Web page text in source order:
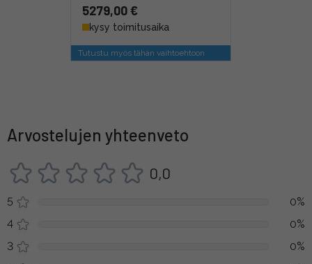
5279,00 €
kysy toimitusaika
Tutustu myös tähän vaihtoehtoon
Arvostelujen yhteenveto
0,0
5
0%
4
0%
3
0%